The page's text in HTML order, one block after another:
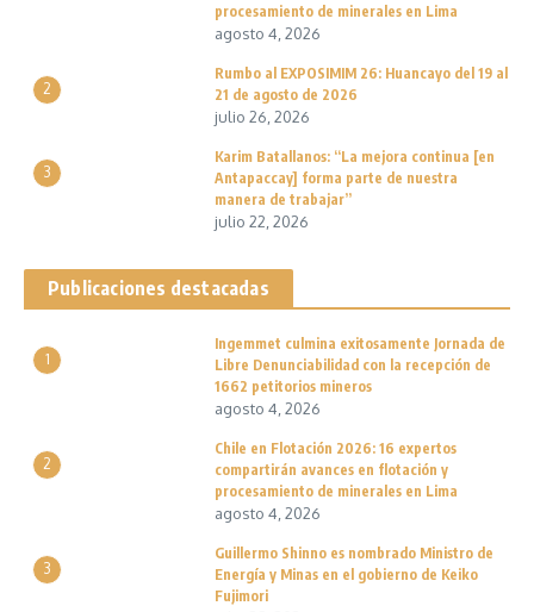
procesamiento de minerales en Lima
agosto 4, 2026
2
Rumbo al EXPOSIMIM 26: Huancayo del 19 al
21 de agosto de 2026
julio 26, 2026
3
Karim Batallanos: “La mejora continua [en
Antapaccay] forma parte de nuestra
manera de trabajar”
julio 22, 2026
Publicaciones destacadas
1
Ingemmet culmina exitosamente Jornada de
Libre Denunciabilidad con la recepción de
1662 petitorios mineros
agosto 4, 2026
2
Chile en Flotación 2026: 16 expertos
compartirán avances en flotación y
procesamiento de minerales en Lima
agosto 4, 2026
3
Guillermo Shinno es nombrado Ministro de
Energía y Minas en el gobierno de Keiko
Fujimori